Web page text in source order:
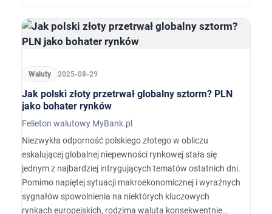
Waluty 2025-08-29
Jak polski złoty przetrwał globalny sztorm? PLN
jako bohater rynków
Felieton walutowy MyBank.pl
Niezwykła odporność polskiego złotego w obliczu
eskalującej globalnej niepewności rynkowej stała się
jednym z najbardziej intrygujących tematów ostatnich dni.
Pomimo napiętej sytuacji makroekonomicznej i wyraźnych
sygnałów spowolnienia na niektórych kluczowych
rynkach europejskich, rodzima waluta konsekwentnie